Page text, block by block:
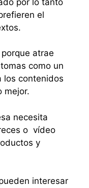
el
atrae
como un
los contenidos
mejor.
necesita
o vídeo
y
interesar